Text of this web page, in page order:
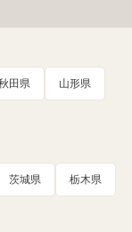
田県 山形県
茨城県 栃木県